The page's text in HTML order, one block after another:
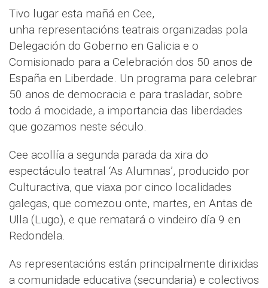
Tivo lugar esta mañá en Cee,
unha representacións teatrais organizadas pola
Delegación do Goberno en Galicia e o
Comisionado para a Celebración dos 50 anos de
España en Liberdade. Un programa para celebrar
50 anos de democracia e para trasladar, sobre
todo á mocidade, a importancia das liberdades
que gozamos neste século.
Cee acollía a segunda parada da xira do
espectáculo teatral ‘As Alumnas’, producido por
Culturactiva, que viaxa por cinco localidades
galegas, que comezou onte, martes, en Antas de
Ulla (Lugo), e que rematará o vindeiro día 9 en
Redondela.
As representacións están principalmente dirixidas
a comunidade educativa (secundaria) e colectivos